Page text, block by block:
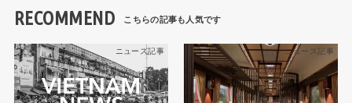
RECOMMEND
ニュース記事 ニュース記事